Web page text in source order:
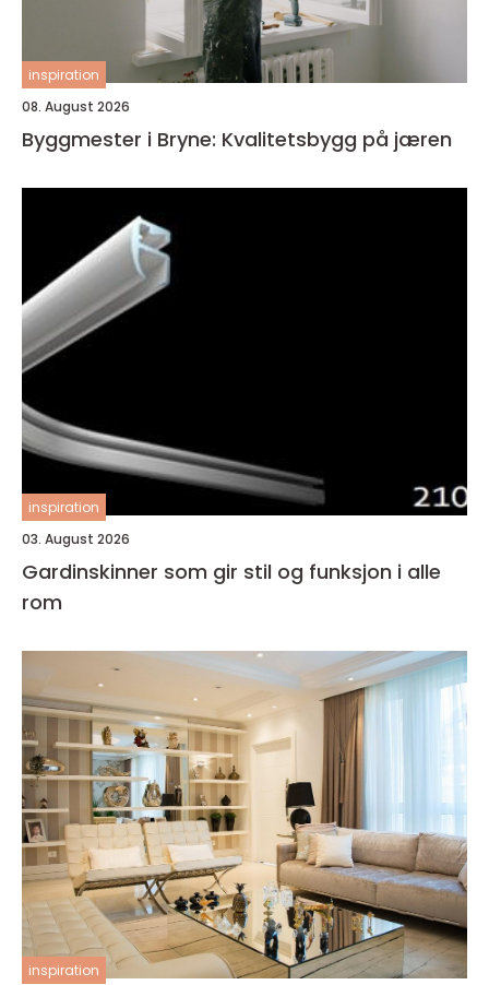
inspiration
08. August 2026
Byggmester i Bryne: Kvalitetsbygg på jæren
inspiration
03. August 2026
Gardinskinner som gir stil og funksjon i alle
rom
inspiration